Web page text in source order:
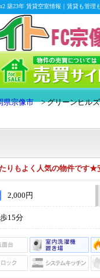
築23年 賃貸空室情報｜賃貸も
県宗像市 グリーンヒルズ
りもよく人気の物件です★
2,000円
15分